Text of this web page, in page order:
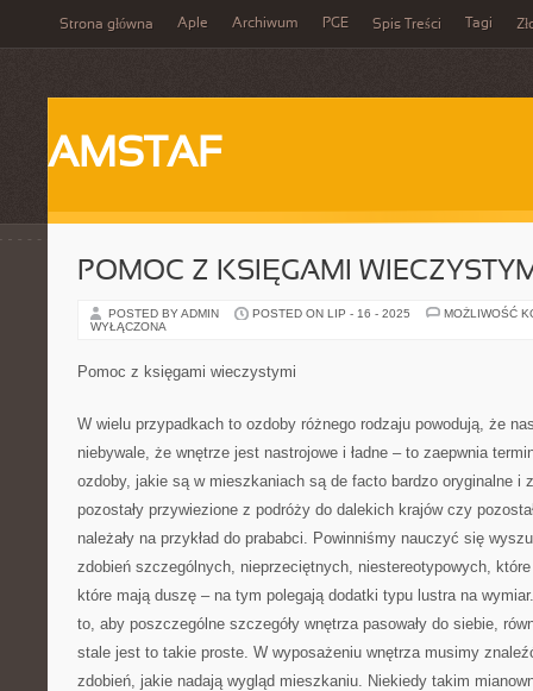
Strona główna Aple Archiwum PGE Spis Treści Tagi
AMSTAF
POMOC Z KSIĘGAMI
POSTED BY ADMIN POSTED ON LIP - 16 - 2025
MOŻLIWOŚĆ
WYŁĄCZONA
Pomoc z księgami wieczystymi
W wielu przypadkach to ozdoby różnego rodzaju powodują, że
niebywale, że wnętrze jest nastrojowe i ładne – to zaepwnia
ozdoby, jakie są w mieszkaniach są de facto bardzo oryginalne i
pozostały przywiezione z podróży do dalekich krajów czy
należały na przykład do prababci. Powinniśmy nauczyć się
zdobień szczególnych, nieprzeciętnych, niestereotypowych,
które mają duszę – na tym polegają dodatki typu lustra na
to, aby poszczególne szczegóły wnętrza pasowały do siebie,
stale jest to takie proste. W wyposażeniu wnętrza musimy
zdobień, jakie nadają wygląd mieszkaniu. Niekiedy takim